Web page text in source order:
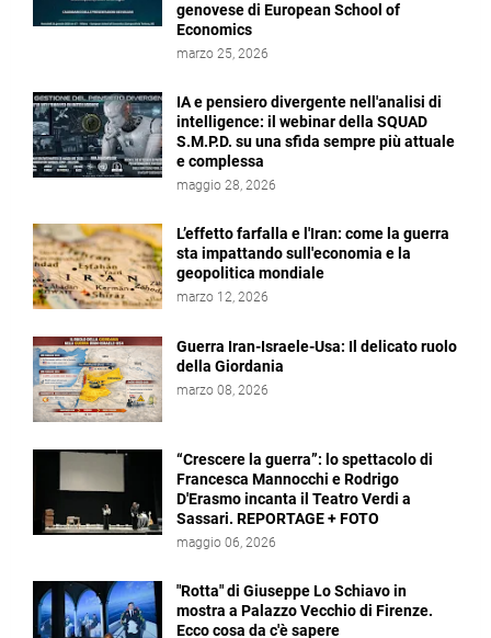
genovese di European School of
Economics
marzo 25, 2026
IA e pensiero divergente nell'analisi di
intelligence: il webinar della SQUAD
S.M.P.D. su una sfida sempre più attuale
e complessa
maggio 28, 2026
L’effetto farfalla e l'Iran: come la guerra
sta impattando sull'economia e la
geopolitica mondiale
marzo 12, 2026
Guerra Iran-Israele-Usa: Il delicato ruolo
della Giordania
marzo 08, 2026
“Crescere la guerra”: lo spettacolo di
Francesca Mannocchi e Rodrigo
D'Erasmo incanta il Teatro Verdi a
Sassari. REPORTAGE + FOTO
maggio 06, 2026
"Rotta" di Giuseppe Lo Schiavo in
mostra a Palazzo Vecchio di Firenze.
Ecco cosa da c'è sapere